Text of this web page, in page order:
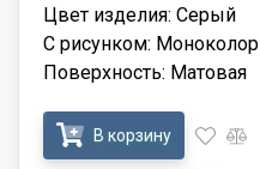
Цвет изделия: Серый
С рисунком: Моноколор
Поверхность: Матовая
В корзину